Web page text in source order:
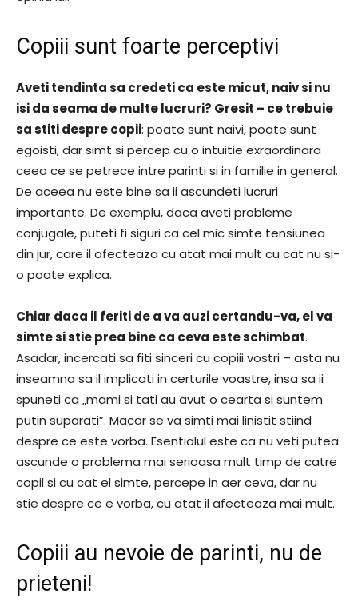
Copiii sunt foarte perceptivi
Aveti tendinta sa credeti ca este micut, naiv si nu
isi da seama de multe lucruri? Gresit – ce trebuie
sa stiti despre copii: poate sunt naivi, poate sunt
egoisti, dar simt si percep cu o intuitie exraordinara
ceea ce se petrece intre parinti si in familie in general.
De aceea nu este bine sa ii ascundeti lucruri
importante. De exemplu, daca aveti probleme
conjugale, puteti fi siguri ca cel mic simte tensiunea
din jur, care il afecteaza cu atat mai mult cu cat nu si-
o poate explica.
Chiar daca il feriti de a va auzi certandu-va, el va
simte si stie prea bine ca ceva este schimbat.
Asadar, incercati sa fiti sinceri cu copiii vostri – asta nu
inseamna sa il implicati in certurile voastre, insa sa ii
spuneti ca „mami si tati au avut o cearta si suntem
putin suparati”. Macar se va simti mai linistit stiind
despre ce este vorba. Esentialul este ca nu veti putea
ascunde o problema mai serioasa mult timp de catre
copil si cu cat el simte, percepe in aer ceva, dar nu
stie despre ce e vorba, cu atat il afecteaza mai mult.
Copiii au nevoie de parinti, nu de
prieteni!